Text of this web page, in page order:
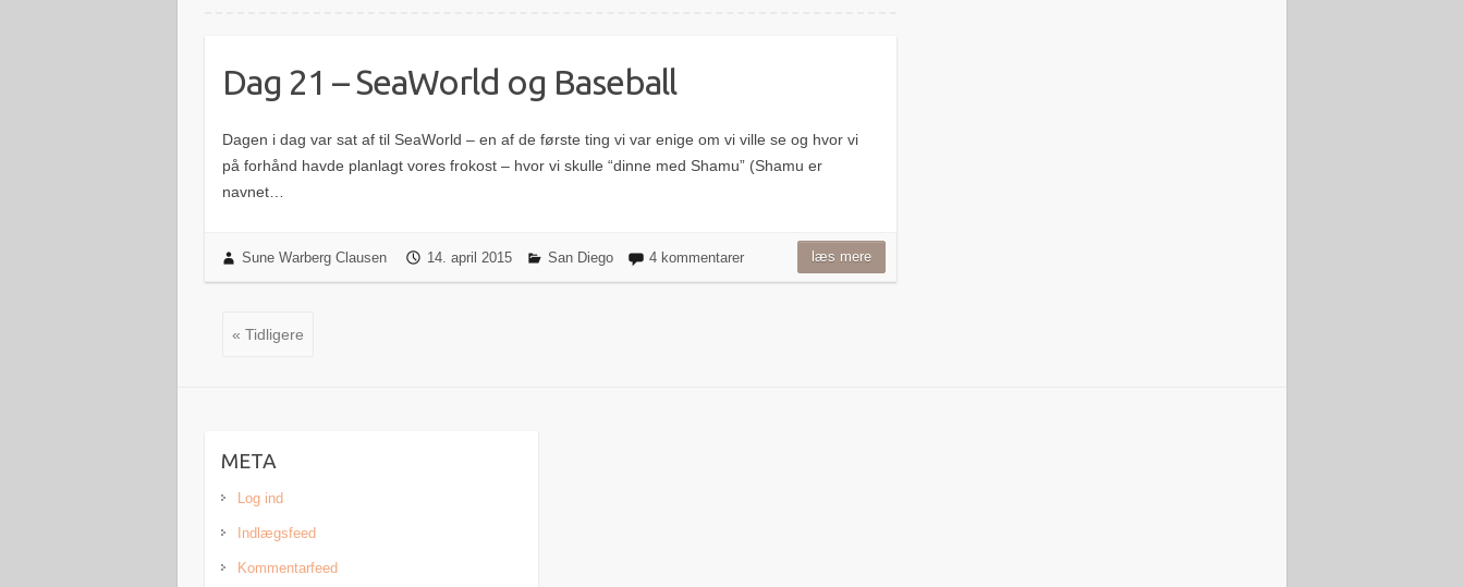
Dag 21 – SeaWorld og Baseball
Dagen i dag var sat af til SeaWorld – en af de første ting vi var enige om vi ville se og hvor vi
på forhånd havde planlagt vores frokost – hvor vi skulle “dinne med Shamu” (Shamu er
navnet…
Sune Warberg Clausen 14. april 2015 San Diego 4 kommentarer læs mere
« Tidligere
META
Log ind
Indlægsfeed
Kommentarfeed